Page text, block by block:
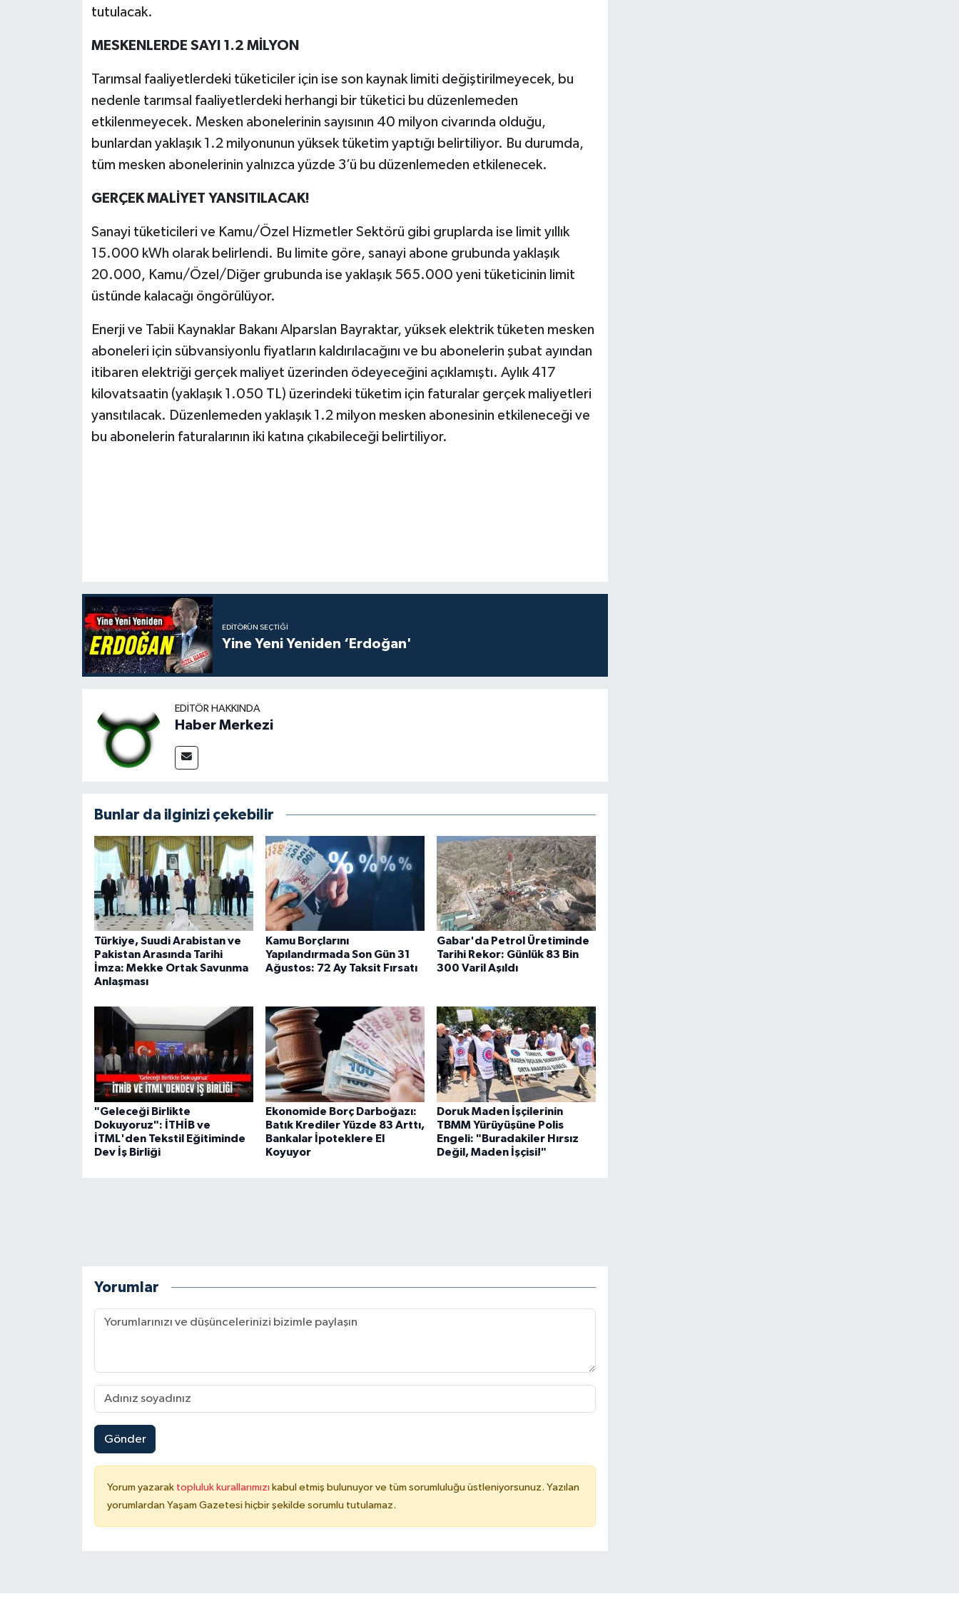
tutulacak.
MESKENLERDE SAYI 1.2 MİLYON
Tarımsal faaliyetlerdeki tüketiciler için ise son kaynak limiti değiştirilmeyecek, bu
nedenle tarımsal faaliyetlerdeki herhangi bir tüketici bu düzenlemeden
etkilenmeyecek. Mesken abonelerinin sayısının 40 milyon civarında olduğu,
bunlardan yaklaşık 1.2 milyonunun yüksek tüketim yaptığı belirtiliyor. Bu durumda,
tüm mesken abonelerinin yalnızca yüzde 3’ü bu düzenlemeden etkilenecek.
GERÇEK MALİYET YANSITILACAK!
Sanayi tüketicileri ve Kamu/Özel Hizmetler Sektörü gibi gruplarda ise limit yıllık
15.000 kWh olarak belirlendi. Bu limite göre, sanayi abone grubunda yaklaşık
20.000, Kamu/Özel/Diğer grubunda ise yaklaşık 565.000 yeni tüketicinin limit
üstünde kalacağı öngörülüyor.
Enerji ve Tabii Kaynaklar Bakanı Alparslan Bayraktar, yüksek elektrik tüketen mesken
aboneleri için sübvansiyonlu fiyatların kaldırılacağını ve bu abonelerin şubat ayından
itibaren elektriği gerçek maliyet üzerinden ödeyeceğini açıklamıştı. Aylık 417
kilovatsaatin (yaklaşık 1.050 TL) üzerindeki tüketim için faturalar gerçek maliyetleri
yansıtılacak. Düzenlemeden yaklaşık 1.2 milyon mesken abonesinin etkileneceği ve
bu abonelerin faturalarının iki katına çıkabileceği belirtiliyor.
EDITÖRÜN SEÇTIĞI
Yine Yeni Yeniden ‘Erdoğan'
EDITÖR HAKKINDA
Haber Merkezi
Bunlar da ilginizi çekebilir
Türkiye, Suudi Arabistan ve
Pakistan Arasında Tarihi
İmza: Mekke Ortak Savunma
Anlaşması
Kamu Borçlarını
Yapılandırmada Son Gün 31
Ağustos: 72 Ay Taksit Fırsatı
Gabar'da Petrol Üretiminde
Tarihi Rekor: Günlük 83 Bin
300 Varil Aşıldı
"Geleceği Birlikte
Dokuyoruz": İTHİB ve
İTML'den Tekstil Eğitiminde
Dev İş Birliği
Ekonomide Borç Darboğazı:
Batık Krediler Yüzde 83 Arttı,
Bankalar İpoteklere El
Koyuyor
Doruk Maden İşçilerinin
TBMM Yürüyüşüne Polis
Engeli: "Buradakiler Hırsız
Değil, Maden İşçisi!"
Yorumlar
Gönder
Yorum yazarak topluluk kurallarımızı kabul etmiş bulunuyor ve tüm sorumluluğu üstleniyorsunuz. Yazılan
yorumlardan Yaşam Gazetesi hiçbir şekilde sorumlu tutulamaz.